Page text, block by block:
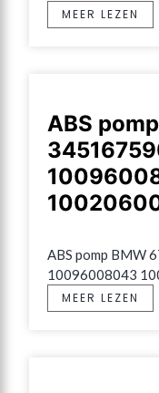
MEER LEZEN
ABS
ABS pomp BMW
10096008043
MEER LEZEN